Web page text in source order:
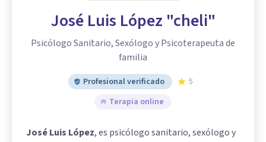
José Luis López "cheli"
Psicólogo Sanitario, Sexólogo y Psicoterapeuta de
familia
Profesional verificado
5
Terapia online
José Luis López, es psicólogo sanitario, sexólogo y